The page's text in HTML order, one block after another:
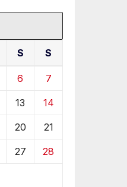
S S
6 7
13 14
20 21
27 28